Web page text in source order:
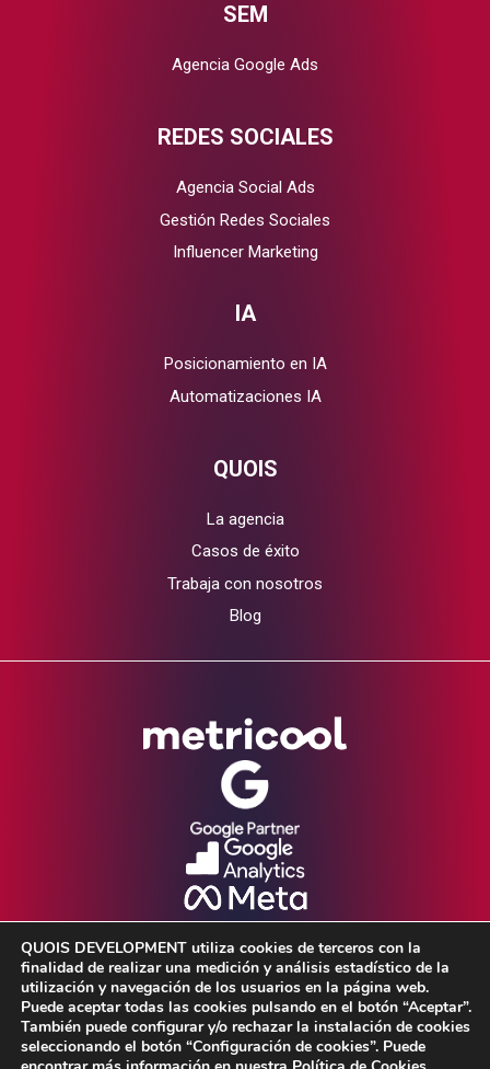
SEM
Agencia Google Ads
REDES SOCIALES
Agencia Social Ads
Gestión Redes Sociales
Influencer Marketing
IA
Posicionamiento en IA
Automatizaciones IA
QUOIS
La agencia
Casos de éxito
Trabaja con nosotros
Blog
Aviso Legal • Política de Privacidad •
QUOIS DEVELOPMENT utiliza cookies de terceros con la
finalidad de realizar una medición y análisis estadístico de la
utilización y navegación de los usuarios en la página web.
Puede aceptar todas las cookies pulsando en el botón “Aceptar”.
También puede configurar y/o rechazar la instalación de cookies
seleccionando el botón “Configuración de cookies”. Puede